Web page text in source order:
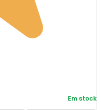
Em stock